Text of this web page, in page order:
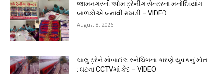
જામનગરની ઓમ ટ્રેનીંગ સેન્ટરના મનોદિવ્યાંગ
બાળકોએ બનાવી રાખડી – VIDEO
August 8, 2026
ચાલુ ટ્રેને મોબાઈલ સ્નેચિંગના કારણે યુવકનું મોત
: ઘટના CCTVમાં કેદ – VIDEO